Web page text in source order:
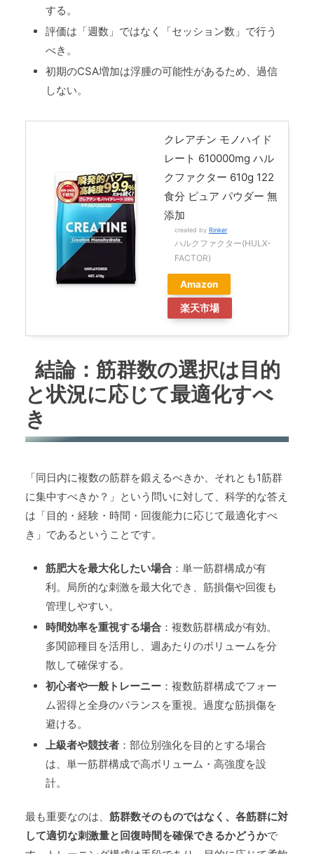
する。
評価は「週数」ではなく「セッション数」で行う
べき。
初期のCSA増加は浮腫の可能性があるため、過信
しない。
クレアチン モノハイド
レート 610000mg ハル
クファクター 610g 122
食分 ピュア パウダー 無
添加
created by Rinker
ハルクファクター(HULX-
FACTOR)
Amazon
楽天市場
結論：筋群数の選択は目的
と状況に応じて最適化すべ
き
「同日内に複数の筋群を鍛えるべきか、それとも1筋群
に集中すべきか？」という問いに対して、科学的な答え
は「目的・経験・時間・回復能力に応じて最適化すべ
き」であるということです。
筋肥大を最大化したい場合 ：単一筋群構成が有
利。局所的な刺激を最大化でき、筋損傷や回復も
管理しやすい。
時間効率を重視する場合 ：複数筋群構成が有効。
多関節種目を活用し、週あたりのボリュームを分
散して確保する。
初心者や一般トレーニー ：複数筋群構成でフォー
ム習得と全身のバランスを重視。過度な筋損傷を
避ける。
上級者や競技者 ：部位別強化を目的とする場合
は、単一筋群構成で高ボリューム・高強度を設
計。
最も重要なのは、 筋群数そのものではなく、各筋群に対
して適切な刺激量と回復時間を確保できるかどうかで